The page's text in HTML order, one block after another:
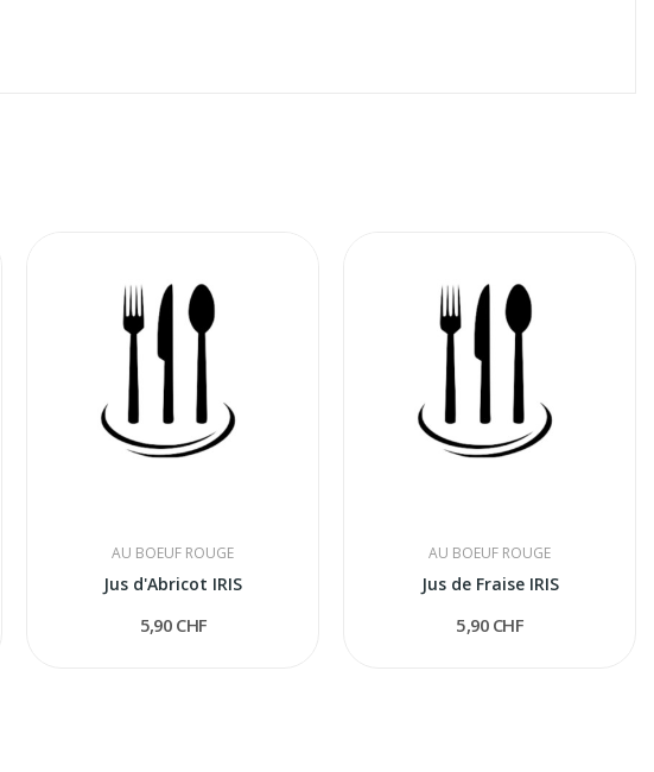
AU BOEUF ROUGE
Jus d'Abricot IRIS
5,90 CHF
AU BOEUF ROUGE
Jus de Fraise IRIS
5,90 CHF